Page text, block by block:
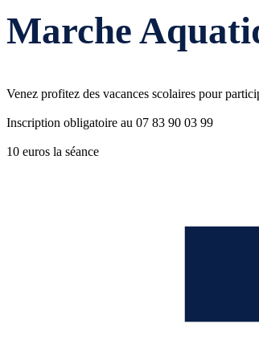
Marche
Venez profitez des vacances scolaires pour
Inscription obligatoire au 07 83 90 03 99
10 euros la séance